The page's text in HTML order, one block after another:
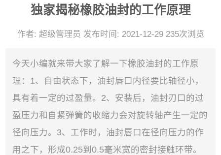
独家揭秘橡胶油封的工作原理
作者: 超级管理员 发布时间: 2021-12-29 235次浏览
今天小编就来带大家了解一下橡胶油封的工作原
理：1、自由状态下，油封唇口内径要比轴径小，
具有着一定的过盈量。2、安装后，油封刃口的过
盈压力和自紧弹簧的收缩力会对旋转轴产生一定的
径向压力。3、工作时，油封唇口在径向压力的作
用之下，形成0.25到0.5毫米宽的密封接触环带。